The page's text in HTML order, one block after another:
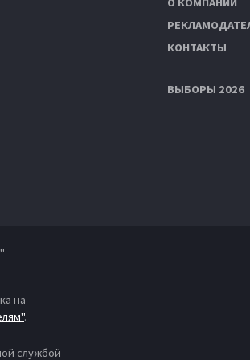
КОНТАКТЫ
ВЫБОРЫ 2026
на
.
службой